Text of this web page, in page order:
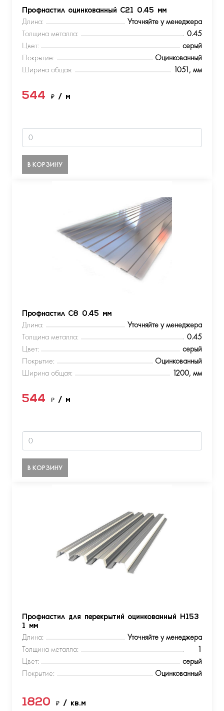
Профнастил оцинкованный С21 0.45 мм
Длина:
Уточняйте у менеджера
Толщина металла:
0.45
Цвет:
серый
Покрытие:
Оцинкованный
Ширина общая:
1051, мм
544 ₽ / м
В КОРЗИНУ
Профнастил С8 0.45 мм
Длина:
Уточняйте у менеджера
Толщина металла:
0.45
Цвет:
серый
Покрытие:
Оцинкованный
Ширина общая:
1200, мм
544 ₽ / м
В КОРЗИНУ
Профнастил для перекрытий оцинкованный Н153
1 мм
Длина:
Уточняйте у менеджера
Толщина металла:
1
Цвет:
серый
Покрытие:
Оцинкованный
1820 ₽ / кв.м